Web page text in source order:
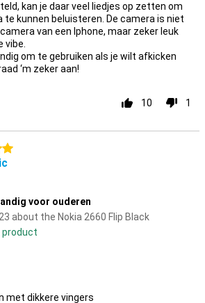
kan je daar veel liedjes op zetten om
te kunnen beluisteren. De camera is niet
van een Iphone, maar zeker leuk
vibe.
om te gebruiken als je wilt afkicken
‘m zeker aan!
10 1
voor ouderen
about the Nokia 2660 Flip Black
product
met dikkere vingers